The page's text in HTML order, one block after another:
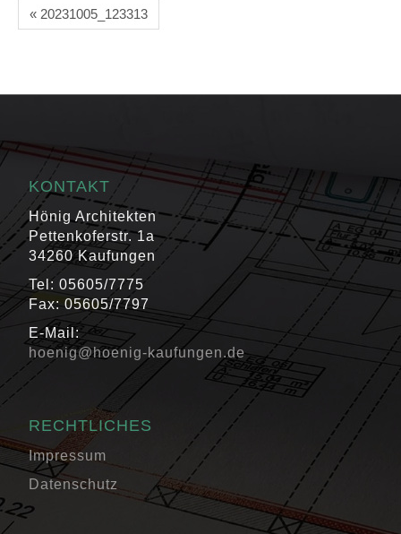
« 20231005_123313
KONTAKT
Hönig Architekten
Pettenkoferstr. 1a
34260 Kaufungen
Tel: 05605/7775
Fax: 05605/7797
E-Mail:
hoenig@hoenig-kaufungen.de
RECHTLICHES
Impressum
Datenschutz